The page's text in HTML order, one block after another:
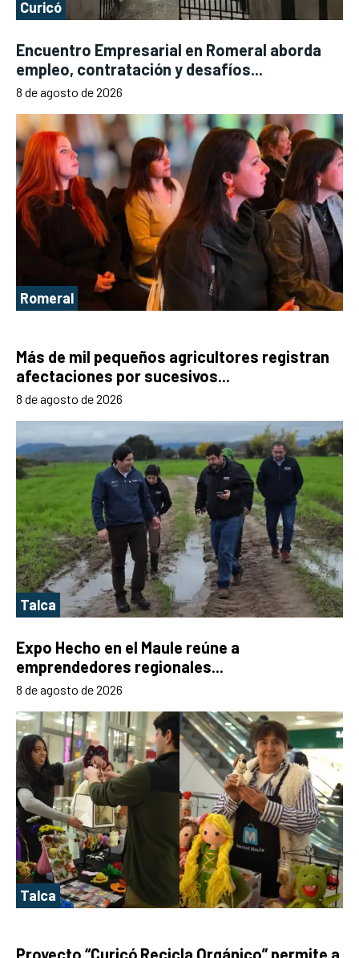
Curicó
Encuentro Empresarial en Romeral aborda
empleo, contratación y desafíos...
8 de agosto de 2026
Romeral
Más de mil pequeños agricultores registran
afectaciones por sucesivos...
8 de agosto de 2026
Talca
Expo Hecho en el Maule reúne a
emprendedores regionales...
8 de agosto de 2026
Talca
Proyecto “Curicó Recicla Orgánico” permite a